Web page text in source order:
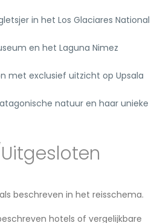
in het Los Glaciares National
en het Laguna Nimez
met exclusief uitzicht op Upsala
natuur en haar unieke
beschreven in het reisschema.
hotels of vergelijkbare